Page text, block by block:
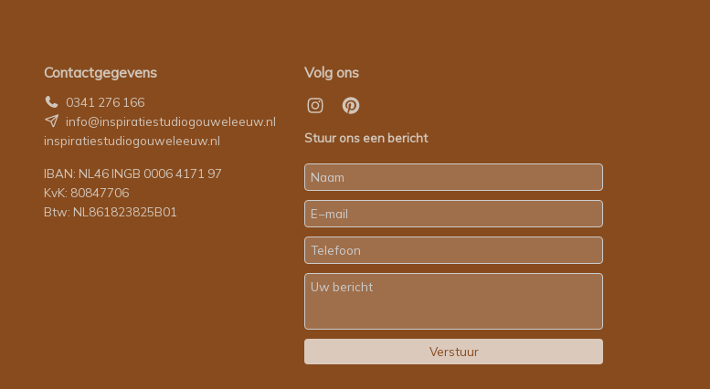
Contactgegevens
0341 276 166
info@inspiratiestudiogouweleeuw.nl
inspiratiestudiogouweleeuw.nl
IBAN: NL46 INGB 0006 4171 97
KvK: 80847706
Btw: NL861823825B01
Volg ons
Stuur ons een bericht